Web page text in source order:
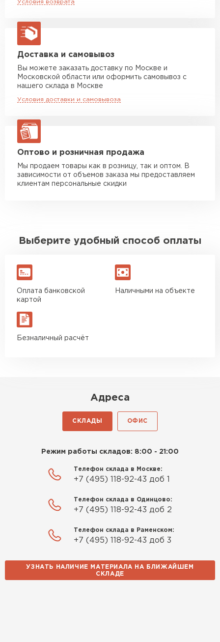
макс. длина груза 13,5 м
Манипулятор до 5 тн
макс. длина груза 6 м
Манипулятор до 10 тн
макс. длина груза 8 м
Манипулятор до 20 тн
Условия возврата
Доставка и самовывоз
Вы можете заказать доставку по Москве и
Московской области или оформить самовывоз с
нашего склада в Москве
Условия доставки и самовывоза
Оптово и розничная продажа
Мы продаем товары как в розницу, так и оптом. В
зависимости от объемов заказа мы предоставляем
клиентам персональные скидки
Выберите удобный способ оплаты
Оплата банковской
картой
Наличными на объекте
Безналичный расчёт
Адреса
СКЛАДЫ ОФИС
Режим работы складов: 8:00 - 21:00
Телефон склада в Москве:
+7 (495) 118-92-43 доб 1
Телефон склада в Одинцово:
+7 (495) 118-92-43 доб 2
Телефон склада в Раменском:
+7 (495) 118-92-43 доб 3
УЗНАТЬ НАЛИЧИЕ МАТЕРИАЛА НА БЛИЖАЙШЕМ
СКЛАДЕ